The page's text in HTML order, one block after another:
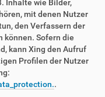
Inhalte wie Bilder,
mit denen Nutzer
den Verfassern der
können. Sofern die
kann Xing den Aufruf
Profilen der Nutzer
.